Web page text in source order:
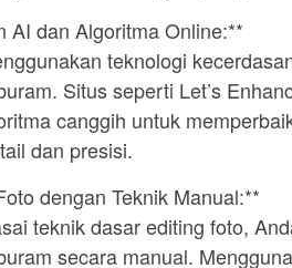
AI dan Algoritma Online:**
teknologi
Situs seperti Let’s
canggih untuk
dan presisi.
dengan Teknik Manual:**
teknik dasar editing foto,
secara manual.